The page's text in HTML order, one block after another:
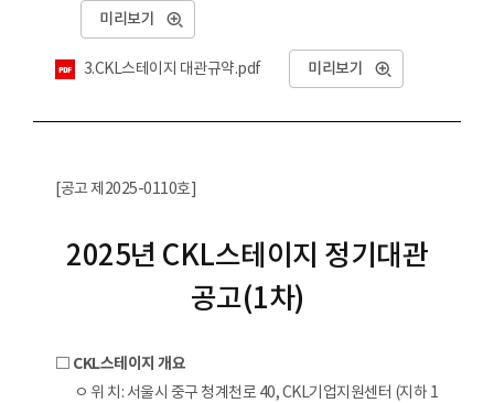
미리보기
3.CKL스테이지 대관규약.pdf 미리보기
[공고 제2025-0110호]
2025년 CKL스테이지 정기대관
공고(1차)
□ CKL스테이지 개요
ㅇ 위 치: 서울시 중구 청계천로 40, CKL기업지원센터 (지하 1